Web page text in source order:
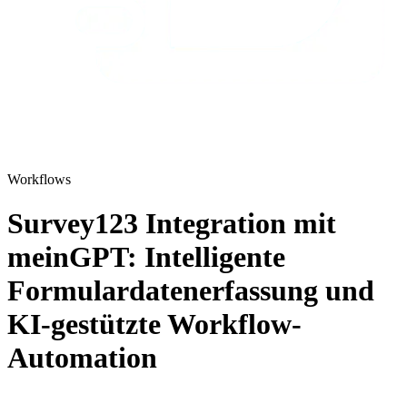
Workflows
Survey123 Integration mit
meinGPT: Intelligente
Formulardatenerfassung und
KI-gestützte Workflow-
Automation